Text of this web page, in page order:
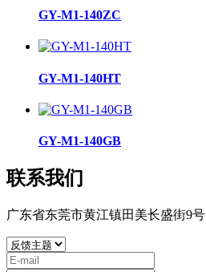
GY-M1-140ZC
GY-M1-140HT
GY-M1-140GB
联系我们
广东省东莞市黄江镇田美长盛街9号